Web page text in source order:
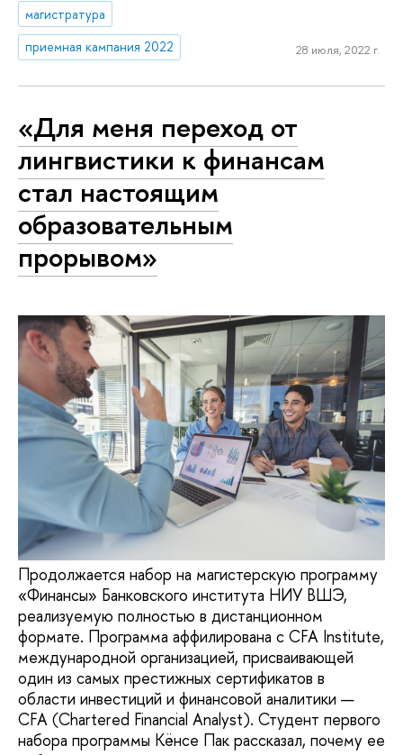
магистратура
приемная кампания 2022
28 июля, 2022 г.
«Для меня переход от
лингвистики к финансам
стал настоящим
образовательным
прорывом»
Продолжается набор на магистерскую программу
«Финансы» Банковского института НИУ ВШЭ,
реализуемую полностью в дистанционном
формате. Программа аффилирована с CFA Institute,
международной организацией, присваивающей
один из самых престижных сертификатов в
области инвестиций и финансовой аналитики —
CFA (Chartered Financial Analyst). Студент первого
набора программы Кёнсе Пак рассказал, почему ее